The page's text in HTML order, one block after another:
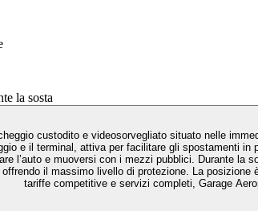
la sosta
custodito e videosorvegliato situato nelle
e il terminal, attiva per facilitare gli spostamenti
l’auto e muoversi con i mezzi pubblici. Durante la
il massimo livello di protezione. La
tariffe competitive e servizi completi, Garage